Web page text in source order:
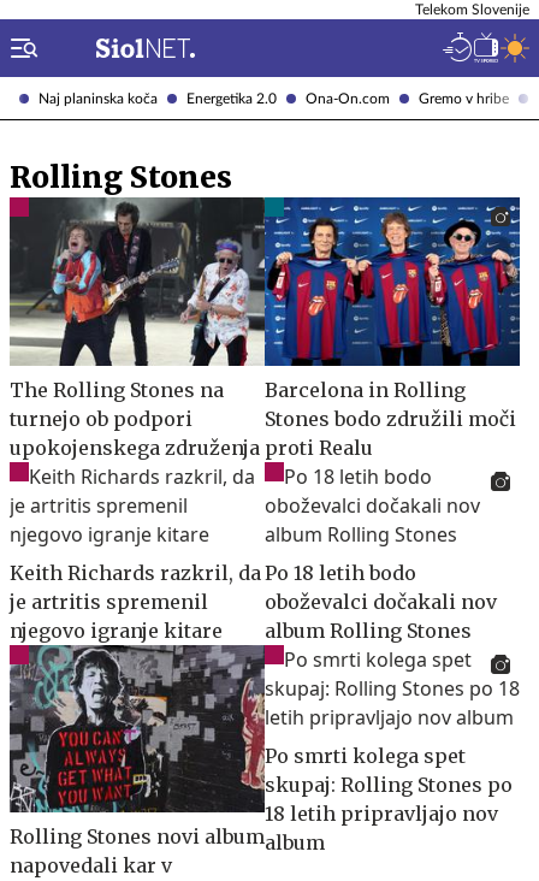
Naj planinska koča Energetika 2.0 Ona-On.com Gremo v hribe
Telekom Slovenije
Rolling Stones
The Rolling Stones na
turnejo ob podpori
upokojenskega združenja
Barcelona in Rolling
Stones bodo združili moči
proti Realu
Keith Richards razkril, da
je artritis spremenil
njegovo igranje kitare
Po 18 letih bodo
oboževalci dočakali nov
album Rolling Stones
Rolling Stones novi album
napovedali kar v
Po smrti kolega spet
skupaj: Rolling Stones po
18 letih pripravljajo nov
album